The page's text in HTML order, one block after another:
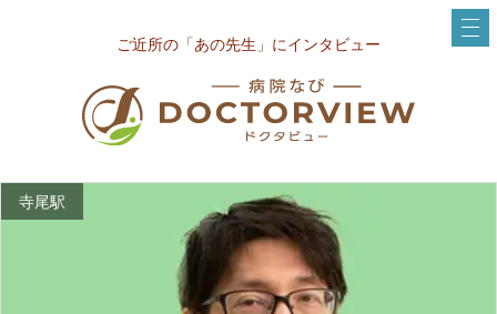
ご近所の「あの先生」にインタビュー
寺尾駅